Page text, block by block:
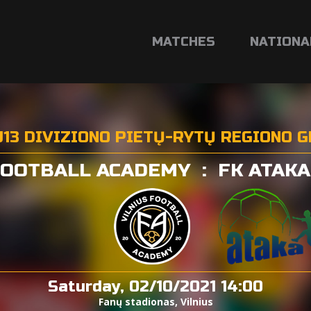
MATCHES
DIVIZIONO PIETŲ-RYTŲ REGIONO
ACADEMY : FK ATAKA
Saturday, 02/10/2021 14:00
Fanų stadionas, Vilnius